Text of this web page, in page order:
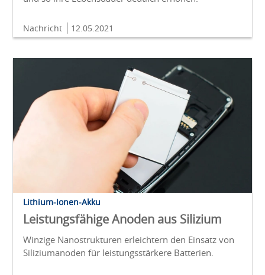
Nachricht 12.05.2021
Lithium-Ionen-Akku
Leistungsfähige Anoden aus Silizium
Winzige Nanostrukturen erleichtern den Einsatz von
Siliziumanoden für leistungsstärkere Batterien.